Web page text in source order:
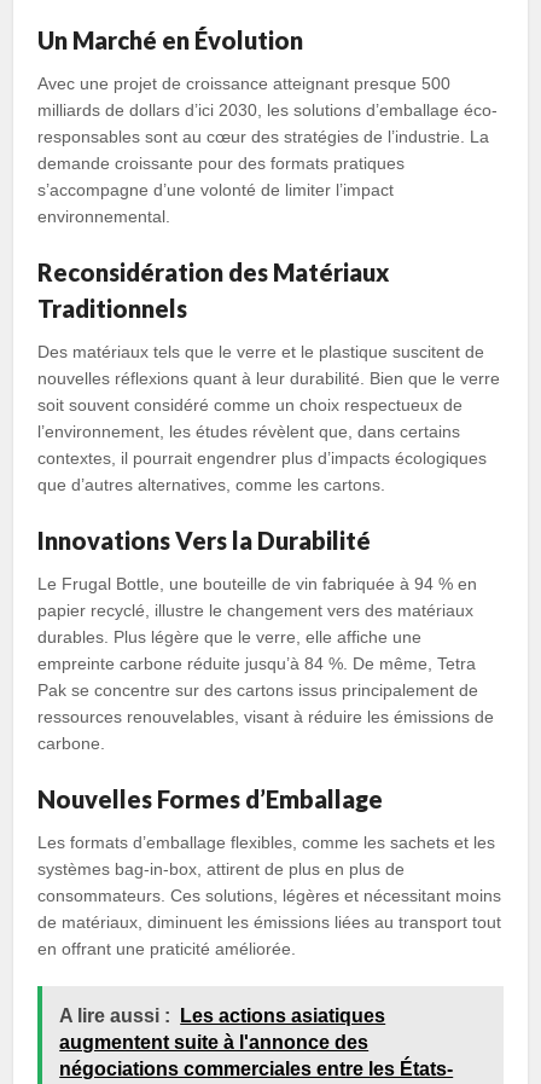
Un Marché en Évolution
Avec une projet de croissance atteignant presque 500
milliards de dollars d’ici 2030, les solutions d’emballage éco-
responsables sont au cœur des stratégies de l’industrie. La
demande croissante pour des formats pratiques
s’accompagne d’une volonté de limiter l’impact
environnemental.
Reconsidération des Matériaux
Traditionnels
Des matériaux tels que le verre et le plastique suscitent de
nouvelles réflexions quant à leur durabilité. Bien que le verre
soit souvent considéré comme un choix respectueux de
l’environnement, les études révèlent que, dans certains
contextes, il pourrait engendrer plus d’impacts écologiques
que d’autres alternatives, comme les cartons.
Innovations Vers la Durabilité
Le Frugal Bottle, une bouteille de vin fabriquée à 94 % en
papier recyclé, illustre le changement vers des matériaux
durables. Plus légère que le verre, elle affiche une
empreinte carbone réduite jusqu’à 84 %. De même, Tetra
Pak se concentre sur des cartons issus principalement de
ressources renouvelables, visant à réduire les émissions de
carbone.
Nouvelles Formes d’Emballage
Les formats d’emballage flexibles, comme les sachets et les
systèmes bag-in-box, attirent de plus en plus de
consommateurs. Ces solutions, légères et nécessitant moins
de matériaux, diminuent les émissions liées au transport tout
en offrant une praticité améliorée.
A lire aussi :
Les actions asiatiques
augmentent suite à l'annonce des
négociations commerciales entre les États-